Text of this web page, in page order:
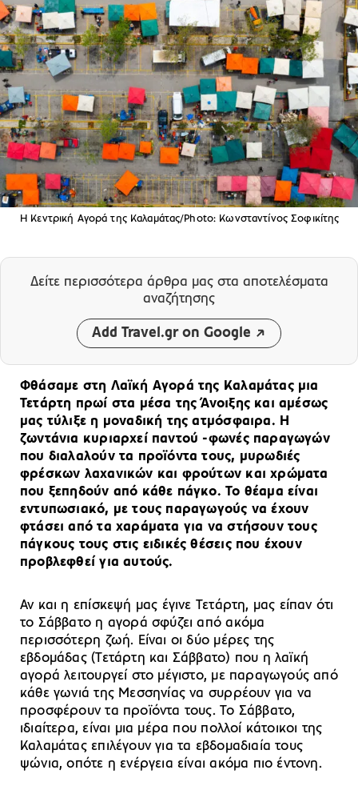
Η Κεντρική Αγορά της Καλαμάτας/Photo: Κωνσταντίνος Σοφικίτης
Δείτε περισσότερα άρθρα μας στα αποτελέσματα
αναζήτησης
Add Travel.gr on Google
Φθάσαμε στη Λαϊκή Αγορά της Καλαμάτας μια
Τετάρτη πρωί στα μέσα της Άνοιξης και αμέσως
μας τύλιξε η μοναδική της ατμόσφαιρα. Η
ζωντάνια κυριαρχεί παντού -φωνές παραγωγών
που διαλαλούν τα προϊόντα τους, μυρωδιές
φρέσκων λαχανικών και φρούτων και χρώματα
που ξεπηδούν από κάθε πάγκο. Το θέαμα είναι
εντυπωσιακό, με τους παραγωγούς να έχουν
φτάσει από τα χαράματα για να στήσουν τους
πάγκους τους στις ειδικές θέσεις που έχουν
προβλεφθεί για αυτούς.
Αν και η επίσκεψή μας έγινε Τετάρτη, μας είπαν ότι
το Σάββατο η αγορά σφύζει από ακόμα
περισσότερη ζωή. Είναι οι δύο μέρες της
εβδομάδας (Τετάρτη και Σάββατο) που η λαϊκή
αγορά λειτουργεί στο μέγιστο, με παραγωγούς από
κάθε γωνιά της Μεσσηνίας να συρρέουν για να
προσφέρουν τα προϊόντα τους. Το Σάββατο,
ιδιαίτερα, είναι μια μέρα που πολλοί κάτοικοι της
Καλαμάτας επιλέγουν για τα εβδομαδιαία τους
ψώνια, οπότε η ενέργεια είναι ακόμα πιο έντονη.